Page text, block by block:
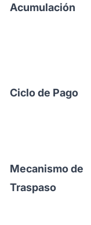
Acumulación
Ciclo de Pago
Mecanismo de
Traspaso